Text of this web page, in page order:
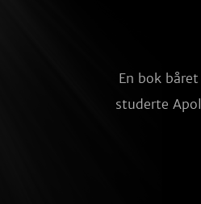
En bok
studerte